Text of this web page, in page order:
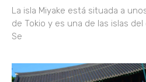
La isla Miyake está situada a
de Tokio y es una de las islas
Se